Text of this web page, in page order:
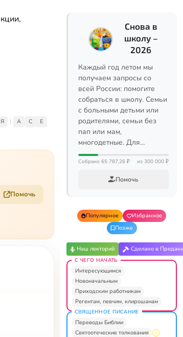
Я | A C
E
Помочь
Снова в
школу –
2026
Каждый год летом мы
получаем запросы со
всей России: помогите
собраться в школу. Семьи
с больными детьми или
родителями, семьи без
пап или мам,
многодетные. Для…
Собрано 65 787,26 ₽ из 300 000 ₽
Помочь
Популярное
Избранное
Позже
Наш лекторий Сделано в
С ЧЕГО НАЧАТЬ
Интересующимся
Новоначальным
Приходским работникам
Регентам, певчим, клирошанам
СВЯЩЕННОЕ ПИСАНИЕ
Переводы Библии
Святоотеческие толкования